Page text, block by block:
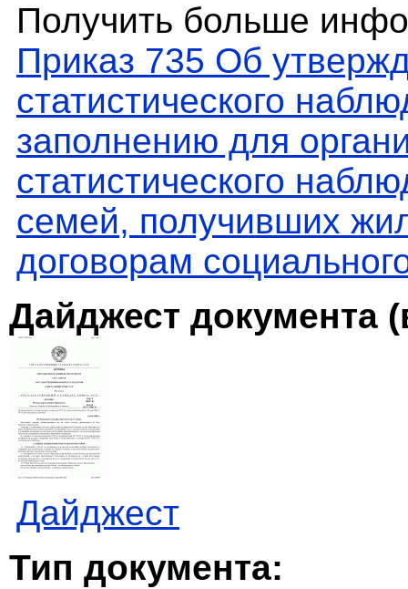
Получить больше
Приказ 735 Об
статистического
заполнению для
статистического
семей, получивших
договорам
Дайджест документа
Дайджест
Тип документа: